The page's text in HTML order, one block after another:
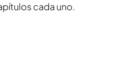
cada uno.